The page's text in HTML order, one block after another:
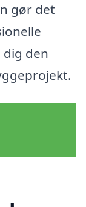
gør det
dig den